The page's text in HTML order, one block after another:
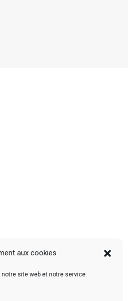
aux cookies
site web et notre service.